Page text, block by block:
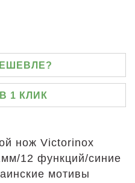
1 КЛИК
нож Victorinox
12 функций/синие
мотивы